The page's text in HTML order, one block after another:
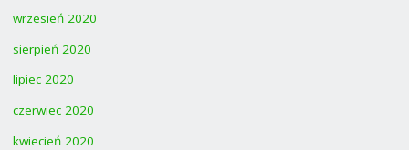
wrzesień 2020
sierpień 2020
lipiec 2020
czerwiec 2020
kwiecień 2020